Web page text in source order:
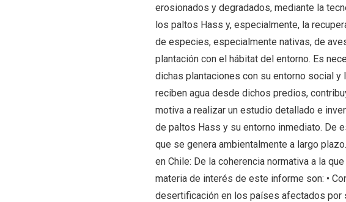
erosionados y degradados, mediante la
los paltos Hass y, especialmente, la
de especies, especialmente nativas, de
plantación con el hábitat del entorno. Es
dichas plantaciones con su entorno social y
reciben agua desde dichos predios,
motiva a realizar un estudio detallado e
de paltos Hass y su entorno inmediato. De
que se genera ambientalmente a largo
en Chile: De la coherencia normativa a la
materia de interés de este informe son: •
desertificación en los países afectados por